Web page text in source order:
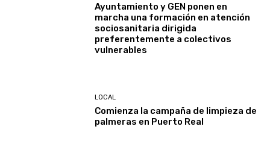
Ayuntamiento y GEN ponen en
marcha una formación en atención
sociosanitaria dirigida
preferentemente a colectivos
vulnerables
LOCAL
Comienza la campaña de limpieza de
palmeras en Puerto Real